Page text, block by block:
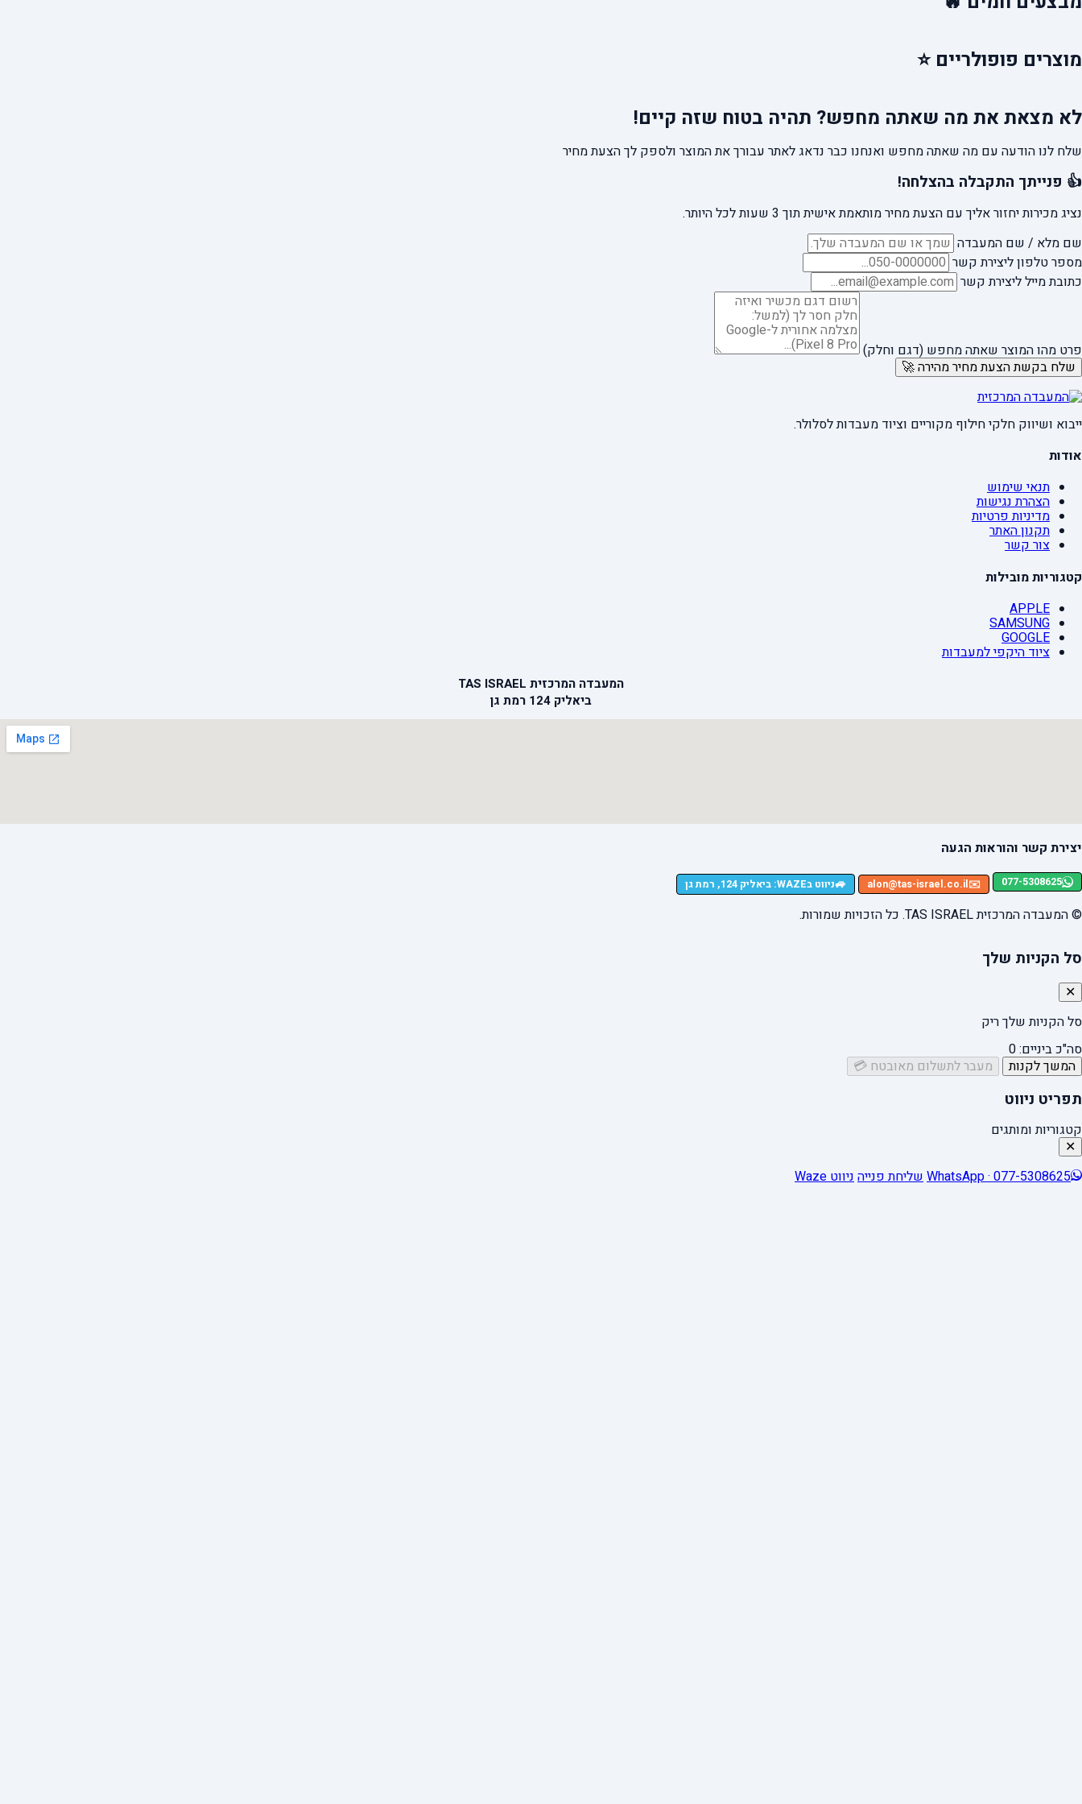
מוצרים פופולריים ⭐
לא מצאת את מה שאתה מחפש? תהיה בטוח שזה קיים!
שלח לנו הודעה עם מה שאתה מחפש ואנחנו כבר נדאג לאתר עבורך את המוצר ולספק לך הצעת מחיר
👍 פנייתך התקבלה בהצלחה!
נציג מכירות יחזור אליך עם הצעת מחיר מותאמת אישית תוך 3 שעות לכל היותר.
שם מלא / שם המעבדה
מספר טלפון ליצירת קשר
כתובת מייל ליצירת קשר
פרט מהו המוצר שאתה מחפש (דגם וחלק)
שלח בקשת הצעת מחיר מהירה 🚀
ייבוא ושיווק חלקי חילוף מקוריים וציוד מעבדות לסלולר.
אודות
תנאי שימוש
הצהרת נגישות
מדיניות פרטיות
תקנון האתר
צור קשר
קטגוריות מובילות
APPLE
SAMSUNG
GOOGLE
ציוד היקפי למעבדות
המעבדה המרכזית TAS ISRAEL
ביאליק 124 רמת גן
יצירת קשר והוראות הגעה
077-5308625
✉️
alon@tas-israel.co.il
🚙ניווט בWAZE: ביאליק 124, רמת גן
© המעבדה המרכזית TAS ISRAEL. כל הזכויות שמורות.
סל הקניות שלך
✕
סל הקניות שלך ריק
סה"כ ביניים:0
המשך לקנות
מעבר לתשלום מאובטח 💳
תפריט ניווט
קטגוריות ומותגים
✕
WhatsApp · 077-5308625שליחת פנייהניווט Waze